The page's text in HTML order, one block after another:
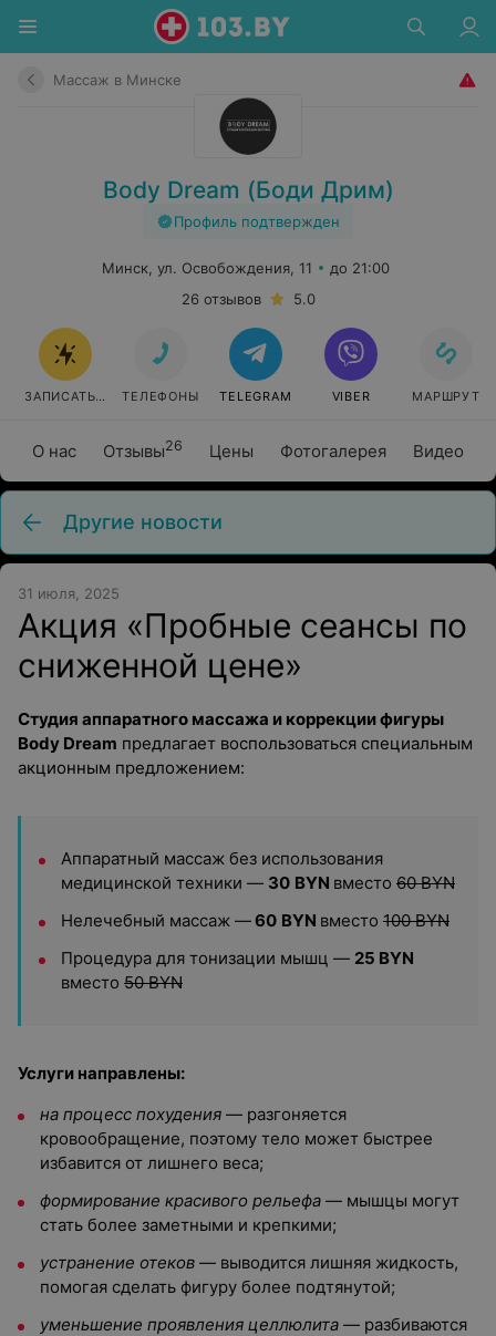
Массаж в Минске
Body Dream (Боди Дрим)
Профиль подтвержден
О нас Отзывы26 Цены Фотогалерея Видео
Минск, ул. Освобождения, 11
до 21:00
26 отзывов
5.0
ЗАПИСАТЬСЯ ТЕЛЕФОНЫ TELEGRAM VIBER МАРШРУТ
Другие новости
31 июля, 2025
Акция «Пробные сеансы по
сниженной цене»
Студия аппаратного массажа и коррекции фигуры
Body Dream предлагает воспользоваться специальным
акционным предложением:
Аппаратный массаж без использования
медицинской техники — 30 BYN вместо 60 BYN
Нелечебный массаж —60 BYN вместо 100BYN
Процедура для тонизации мышц — 25 BYN
вместо 50 BYN
Услуги направлены:
на процесс похудения — разгоняется
кровообращение, поэтому тело может быстрее
избавится от лишнего веса;
формирование красивого рельефа — мышцы могут
стать более заметными и крепкими;
устранение отеков — выводится лишняя жидкость,
помогая сделать фигуру более подтянутой;
уменьшение проявления целлюлита — разбиваются